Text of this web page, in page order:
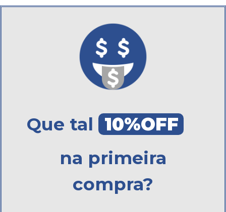
Que tal 10%OFF
na primeira
compra?